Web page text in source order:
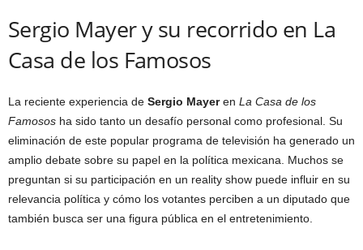
Sergio Mayer y su recorrido en La
Casa de los Famosos
La reciente experiencia de Sergio Mayeren La Casa de los
Famosos ha sido tanto un desafío personal como profesional. Su
eliminación de este popular programa de televisión ha generado un
amplio debate sobre su papel en la política mexicana. Muchos se
preguntan si su participación en un reality show puede influir en su
relevancia política y cómo los votantes perciben a un diputado que
también busca ser una figura pública en el entretenimiento.